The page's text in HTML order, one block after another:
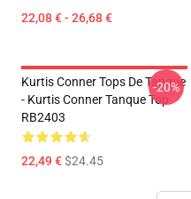
22,08 € - 26,68 €
Kurtis Conner Tops De Tanque
- Kurtis Conner Tanque Top
RB2403
22,49 €$24.45
-20%